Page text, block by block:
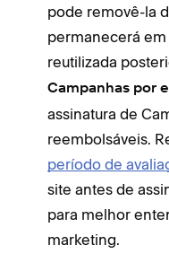
pode removê-la
permanecerá
reutilizada
Campanhas por
assinatura de
reembolsáveis.
período de
site antes de
para melhor
marketing.